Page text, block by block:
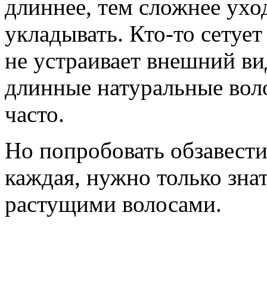
длиннее, тем сложнее
укладывать. Кто-то
не устраивает внешний
длинные натуральные
часто.
Но попробовать
каждая, нужно только
растущими волосами.